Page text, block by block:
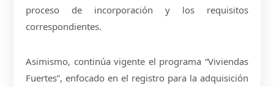
proceso de incorporación y los requisitos
correspondientes.
Asimismo, continúa vigente el programa “Viviendas
Fuertes”, enfocado en el registro para la adquisición